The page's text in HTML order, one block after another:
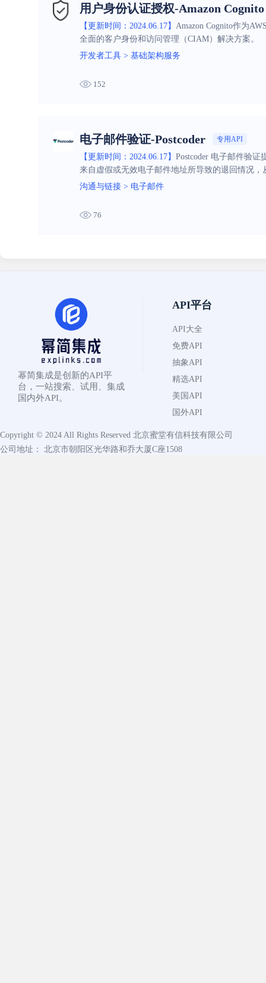
用户身份认证授权-Amazon Cognito
【更新时间：2024.06.17】 Amazon Cognito作为
全面的客户身份和访问管理（CIAM）解决方案。
开发者工具 > 基础架构服务
152
电子邮件验证-Postcoder 专用API
【更新时间：2024.06.17】 Postcoder 电子邮件验
来自虚假或无效电子邮件地址所导致的退回情况
沟通与链接 > 电子邮件
76
幂简集成是创新的API平
台，一站搜索、试用、集成
国内外API。
API平台
API大全
免费API
抽象API
精选API
美国API
国外API
Copyright © 2024 All Rights Reserved 北京蜜堂有信科技有限公司
公司地址： 北京市朝阳区光华路和乔大厦C座1508